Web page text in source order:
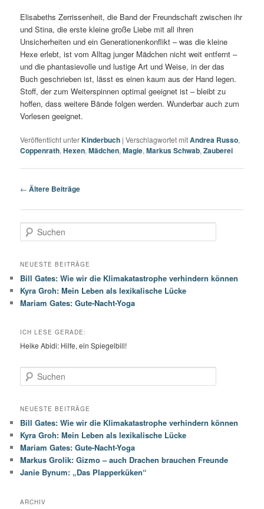
Elisabeths Zerrissenheit, die Band der Freundschaft zwischen ihr
und Stina, die erste kleine große Liebe mit all ihren
Unsicherheiten und ein Generationenkonflikt – was die kleine
Hexe erlebt, ist vom Alltag junger Mädchen nicht weit entfernt –
und die phantasievolle und lustige Art und Weise, in der das
Buch geschrieben ist, lässt es einen kaum aus der Hand legen.
Stoff, der zum Weiterspinnen optimal geeignet ist – bleibt zu
hoffen, dass weitere Bände folgen werden. Wunderbar auch zum
Vorlesen geeignet.
Veröffentlicht unterKinderbuch |Verschlagwortet mitAndrea Russo,
Coppenrath,Hexen,Mädchen,Magie,Markus Schwab,Zauberei
Beitrags-
← Ältere Beiträge
u
h
n
NEUESTE BEITRÄGE
Bill Gates: Wie wir die Klimakatastrophe verhindern können
Kyra Groh: Mein Leben als lexikalische Lücke
Mariam Gates: Gute-Nacht-Yoga
ICH LESE GERADE:
Heike Abidi: Hilfe, ein Spiegelbill!
u
h
n
NEUESTE BEITRÄGE
Bill Gates: Wie wir die Klimakatastrophe verhindern können
Kyra Groh: Mein Leben als lexikalische Lücke
Mariam Gates: Gute-Nacht-Yoga
Markus Grolik: Gizmo – auch Drachen brauchen Freunde
Janie Bynum: „Das Plapperküken“
ARCHIV